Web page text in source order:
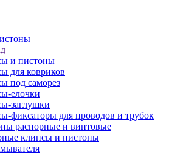
и пистоны
для ковриков
под саморез
елочки
заглушки
фиксаторы для проводов и трубок
распорные и винтовые
клипсы и пистоны